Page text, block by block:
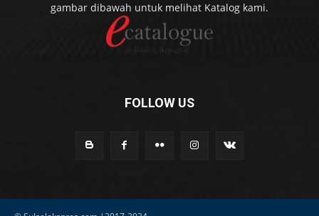
gambar dibawah untuk melihat Katalog kami.
FOLLOW US